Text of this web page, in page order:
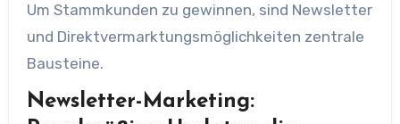
Um Stammkunden zu gewinnen, sind Newsletter
und Direktvermarktungsmöglichkeiten zentrale
Bausteine.
Newsletter-Marketing: